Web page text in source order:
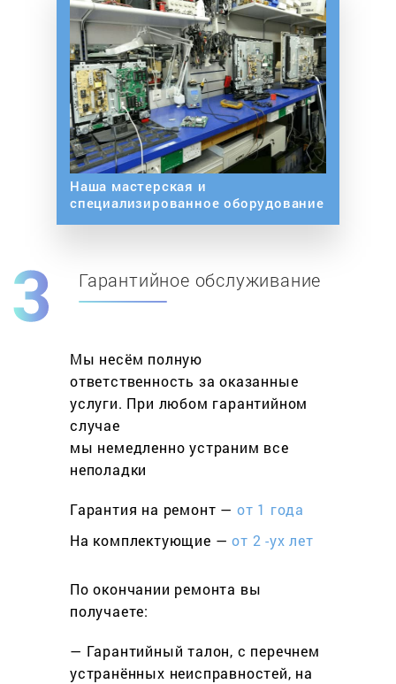
Наша мастерская и
специализированное оборудование
Гарантийное обслуживание
Мы несём полную
ответственность за оказанные
услуги. При любом гарантийном
cлучае
мы немедленно устраним все
неполадки
Гарантия на ремонт — от 1 года
На комплектующие —от 2 -ух лет
По окончании ремонта вы
получаете:
— Гарантийный талон, с перечнем
устранённых неисправностей, на